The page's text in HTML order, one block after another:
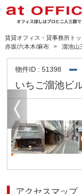
賃貸オフィス・貸事務所ト
赤坂/六本木/麻布
溜池山
物件ID : 51398
いちご溜池ビ
アクセスマップ